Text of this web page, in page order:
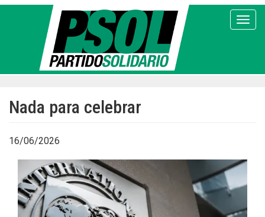
Pasar
Nada para celebrar
16/06/2026